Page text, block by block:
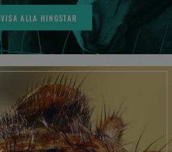
VISA ALLA HINGSTAR